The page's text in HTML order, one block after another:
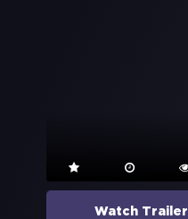
Watch Trailer